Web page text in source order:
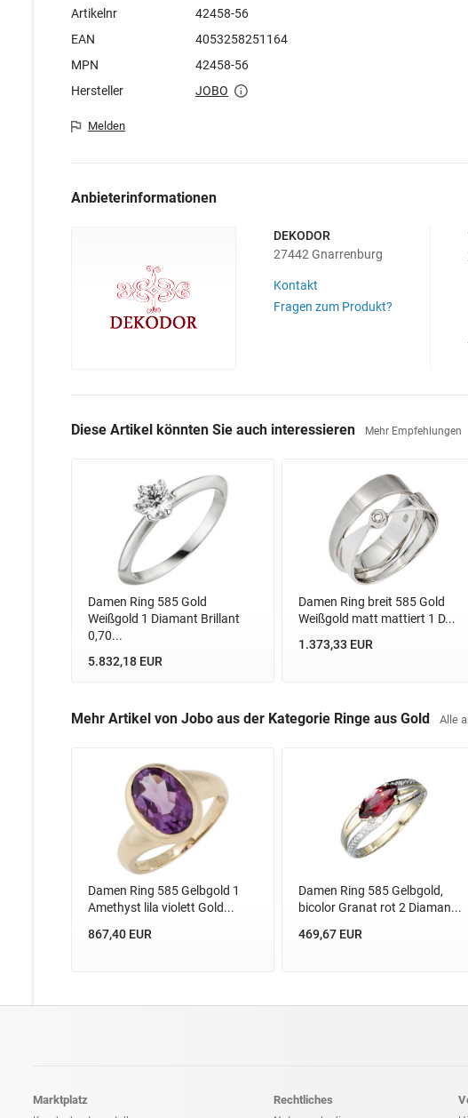
Artikelnr
42458-56
EAN
4053258251164
MPN
42458-56
Hersteller
JOBO
Melden
Anbieterinformationen
DEKODOR
27442 Gnarrenburg
Kontakt
Fragen zum Produkt?
Diese Artikel könnten Sie auch interessieren Mehr Empfehlungen
Damen Ring 585 Gold
Weißgold 1 Diamant Brillant
0,70...
5.832,18 EUR
Damen Ring breit 585 Gold
Weißgold matt mattiert 1 D...
1.373,33 EUR
Mehr Artikel von Jobo aus der Kategorie Ringe aus Gold Alle
Damen Ring 585 Gelbgold 1
Amethyst lila violett Gold...
867,40 EUR
Damen Ring 585 Gelbgold,
bicolor Granat rot 2 Diaman...
469,67 EUR
Marktplatz Rechtliches